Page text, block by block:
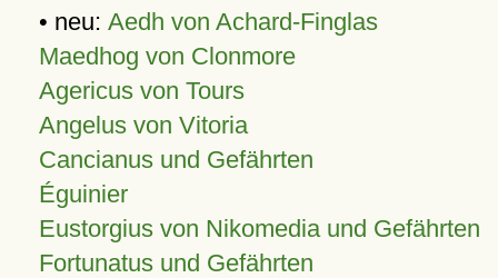
• neu: Aedh von Achard-Finglas
Maedhog von Clonmore
Agericus von Tours
Angelus von Vitoria
Cancianus und Gefährten
Éguinier
Eustorgius von Nikomedia und Gefährten
Fortunatus und Gefährten